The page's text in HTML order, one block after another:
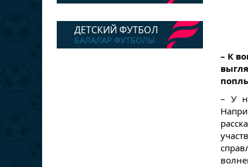
ДЕТСКИЙ ФУТБОЛ
БАЛАЛАР ФУТБОЛЫ
– К
– У